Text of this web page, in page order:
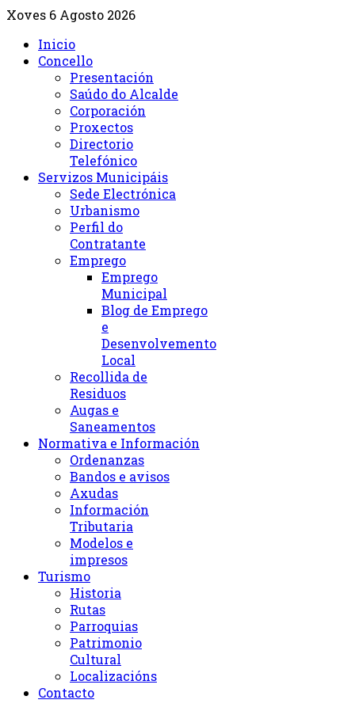
Xoves 6 Agosto 2026
Inicio
Concello
Presentación
Saúdo do Alcalde
Corporación
Proxectos
Directorio
Telefónico
Servizos Municipáis
Sede Electrónica
Urbanismo
Perfil do
Contratante
Emprego
Emprego
Municipal
Blog de Emprego
e
Desenvolvemento
Local
Recollida de
Residuos
Augas e
Saneamentos
Normativa e Información
Ordenanzas
Bandos e avisos
Axudas
Información
Tributaria
Modelos e
impresos
Turismo
Historia
Rutas
Parroquias
Patrimonio
Cultural
Localizacións
Contacto